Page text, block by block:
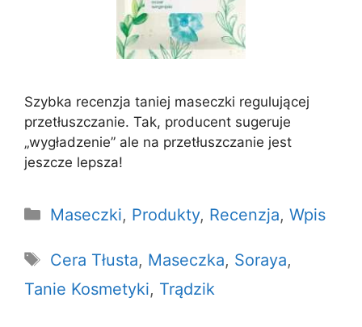
Szybka recenzja taniej maseczki regulującej
przetłuszczanie. Tak, producent sugeruje
„wygładzenie” ale na przetłuszczanie jest
jeszcze lepsza!
Kategorie
Maseczki, Produkty, Recenzja, Wpis
Tagi
Cera Tłusta, Maseczka, Soraya,
Tanie Kosmetyki, Trądzik